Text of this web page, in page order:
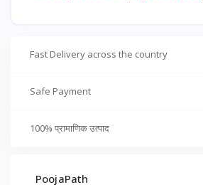
Fast Delivery across the country
Safe Payment
100% प्रामाणिक उत्पाद
PoojaPath